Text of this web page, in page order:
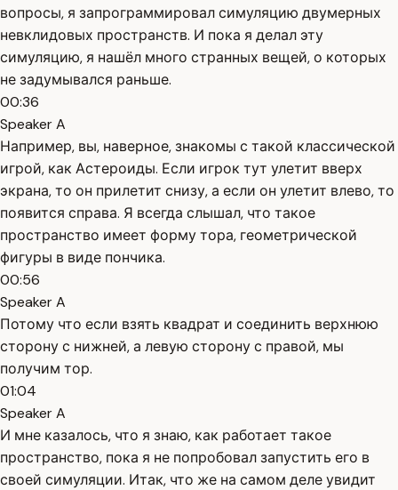
вопросы, я запрограммировал симуляцию двумерных
невклидовых пространств. И пока я делал эту
симуляцию, я нашёл много странных вещей, о которых
не задумывался раньше.
00:36
Speaker A
Например, вы, наверное, знакомы с такой классической
игрой, как Астероиды. Если игрок тут улетит вверх
экрана, то он прилетит снизу, а если он улетит влево, то
появится справа. Я всегда слышал, что такое
пространство имеет форму тора, геометрической
фигуры в виде пончика.
00:56
Speaker A
Потому что если взять квадрат и соединить верхнюю
сторону с нижней, а левую сторону с правой, мы
получим тор.
01:04
Speaker A
И мне казалось, что я знаю, как работает такое
пространство, пока я не попробовал запустить его в
своей симуляции. Итак, что же на самом деле увидит